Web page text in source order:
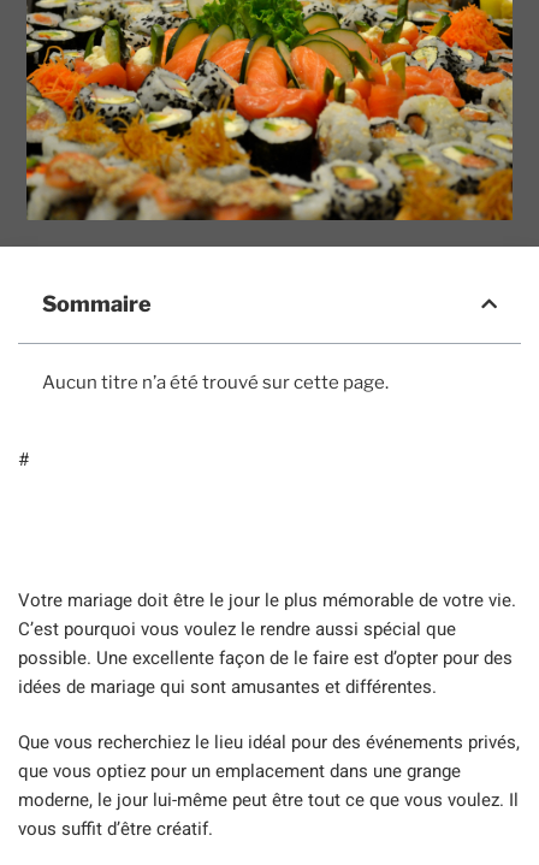
Sommaire
Aucun titre n’a été trouvé sur cette page.
#
Votre mariage doit être le jour le plus mémorable de votre vie.
C’est pourquoi vous voulez le rendre aussi spécial que
possible. Une excellente façon de le faire est d’opter pour des
idées de mariage qui sont amusantes et différentes.
Que vous recherchiez le lieu idéal pour des événements privés,
que vous optiez pour un emplacement dans une grange
moderne, le jour lui-même peut être tout ce que vous voulez. Il
vous suffit d’être créatif.